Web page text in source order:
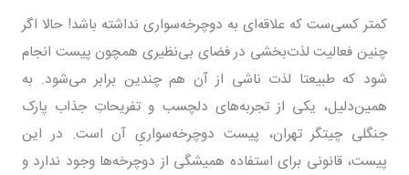
کمتر کسی‌ست که علاقه‌ای به دوچرخه‌سواری نداشته باشد! حالا اگر
چنین فعالیت لذت‌بخشی در فضای بی‌نظیری همچون پیست انجام
شود که طبیعتا لذت ناشی از آن هم چندین برابر می‌شود. به
همین‌دلیل، یکی از تجربه‌های دلچسب و تفریحاتِ جذاب پارک
جنگلی چیتگر تهران، پیست دوچرخه‌سواریِ آن است. در این
پیست، قانونی برای استفاده همیشگی از دوچرخه‌ها وجود ندارد و